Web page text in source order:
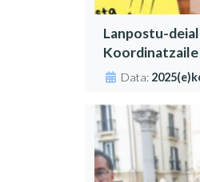
Lanpostu-
Koordinatzaile
Data: